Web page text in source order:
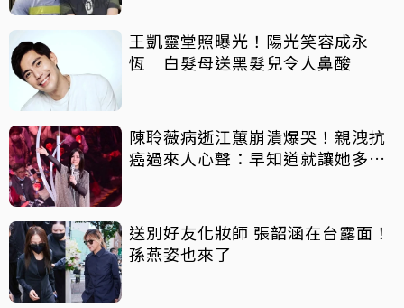
王凱靈堂照曝光！陽光笑容成永
恆 白髮母送黑髮兒令人鼻酸
陳聆薇病逝江蕙崩潰爆哭！親洩抗
癌過來人心聲：早知道就讓她多化
送別好友化妝師 張韶涵在台露面！
孫燕姿也來了